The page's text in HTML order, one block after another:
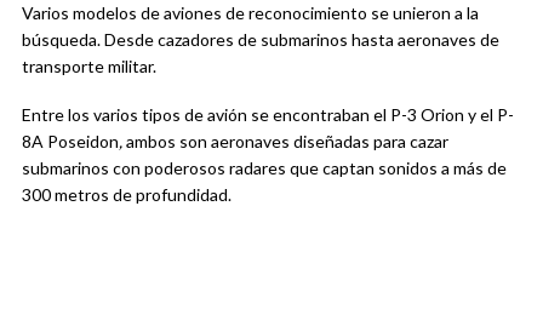
Varios modelos de aviones de reconocimiento se unieron a la
búsqueda. Desde cazadores de submarinos hasta aeronaves de
transporte militar.
Entre los varios tipos de avión se encontraban el P-3 Orion y el P-
8A Poseidon,ambos son aeronaves diseñadas para cazar
submarinos con poderosos radares que captan sonidos a más de
300 metros de profundidad.